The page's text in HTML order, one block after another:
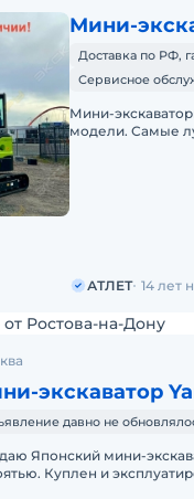
Мини-
Доставка по РФ,
Сервисное
Мини-
модели. Самые
АТЛЕТ 14 лет
Ростова-на-Дону
экскаватор
давно не
Японский мини-
Куплен и